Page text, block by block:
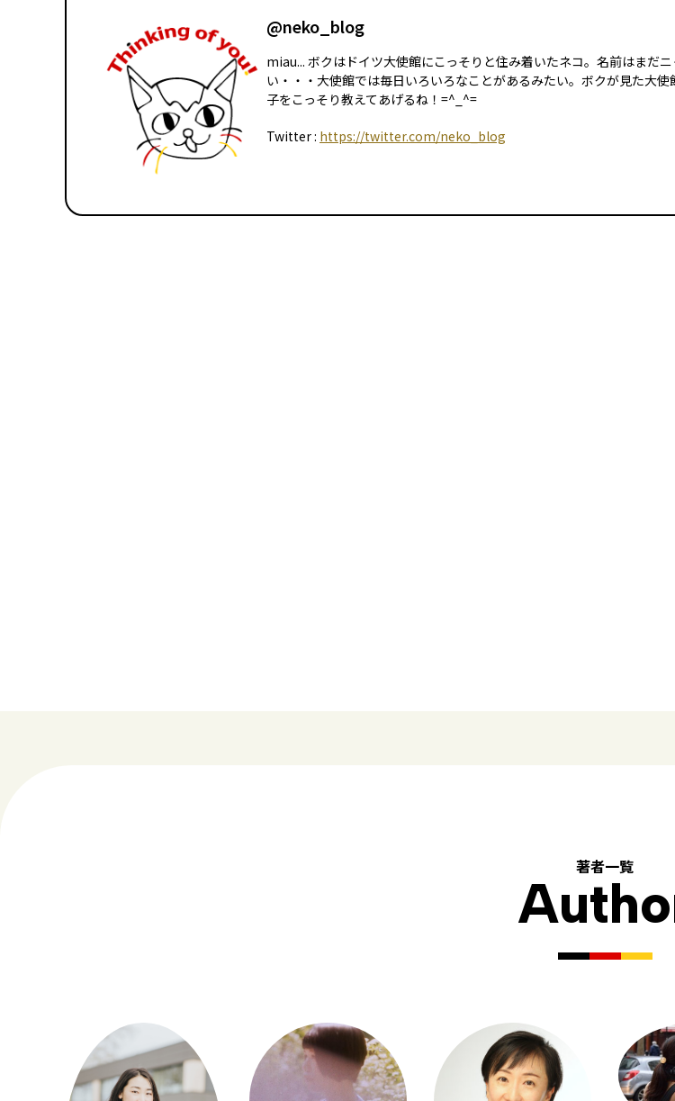
@neko_blog
miau... ボクはドイツ大使館にこっそりと住み着いたネコ。名前はまだニ
い・・・大使館では毎日いろいろなことがあるみたい。ボクが見た大使
子をこっそり教えてあげるね！=^_^=
Twitter : https://twitter.com/neko_blog
著者一覧